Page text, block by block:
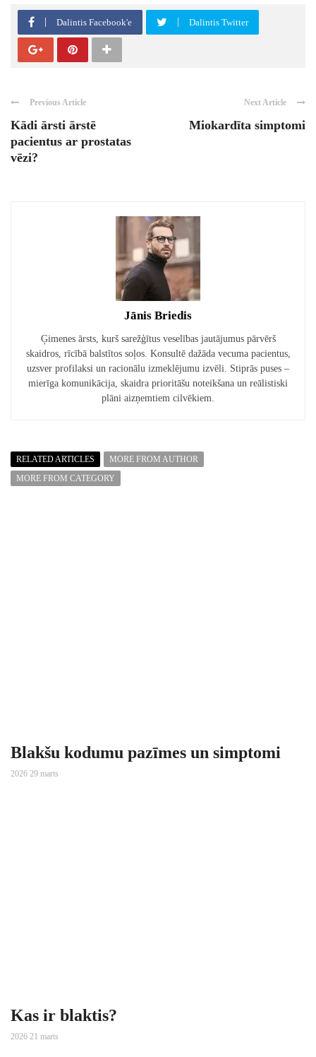
Dalintis Facebook'e Dalintis Twitter
Previous Article
Kādi ārsti ārstē
pacientus ar prostatas
vēzi?
Next Article
Miokardīta simptomi
Jānis Briedis
Ģimenes ārsts, kurš sarežģītus veselības jautājumus pārvērš
skaidros, rīcībā balstītos soļos. Konsultē dažāda vecuma pacientus,
uzsver profilaksi un racionālu izmeklējumu izvēli. Stiprās puses –
mierīga komunikācija, skaidra prioritāšu noteikšana un reālistiski
plāni aizņemtiem cilvēkiem.
RELATED ARTICLES
MORE FROM AUTHOR
MORE FROM CATEGORY
Blakšu kodumu pazīmes un simptomi
2026 29 marts
Kas ir blaktis?
2026 21 marts